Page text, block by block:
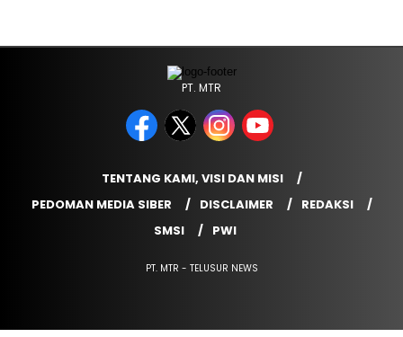
PT. MTR
TENTANG KAMI, VISI DAN MISI
PEDOMAN MEDIA SIBER
DISCLAIMER
REDAKSI
SMSI
PWI
PT. MTR - TELUSUR NEWS